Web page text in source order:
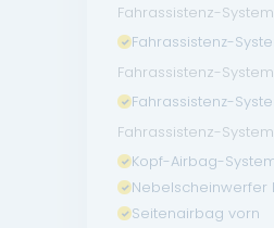
Fahrassistenz-
Fahrassistenz-
Fahrassistenz-
Fahrassistenz-
Fahrassistenz-
Kopf-Airbag-
Nebelscheinwerfer
Seitenairbag vorn